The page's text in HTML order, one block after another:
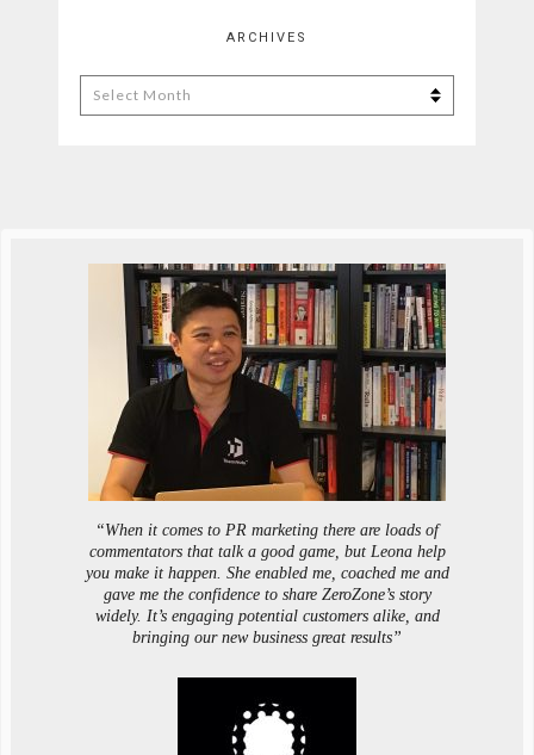
ARCHIVES
Archives
“When it comes to PR marketing there are loads of
commentators that talk a good game, but Leona help
you make it happen. She enabled me, coached me and
gave me the confidence to share ZeroZone’s story
widely. It’s engaging potential customers alike, and
bringing our new business great results”